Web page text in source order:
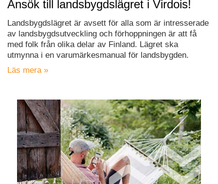
Ansök till landsbygdslägret i Virdois!
Landsbygdslägret är avsett för alla som är intresserade
av landsbygdsutveckling och förhoppningen är att få
med folk från olika delar av Finland. Lägret ska
utmynna i en varumärkesmanual för landsbygden.
Läs mera »